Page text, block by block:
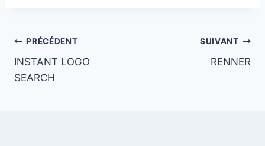
Navigation
de
PRÉCÉDENT
INSTANT LOGO
SEARCH
SUIVANT
RENNER